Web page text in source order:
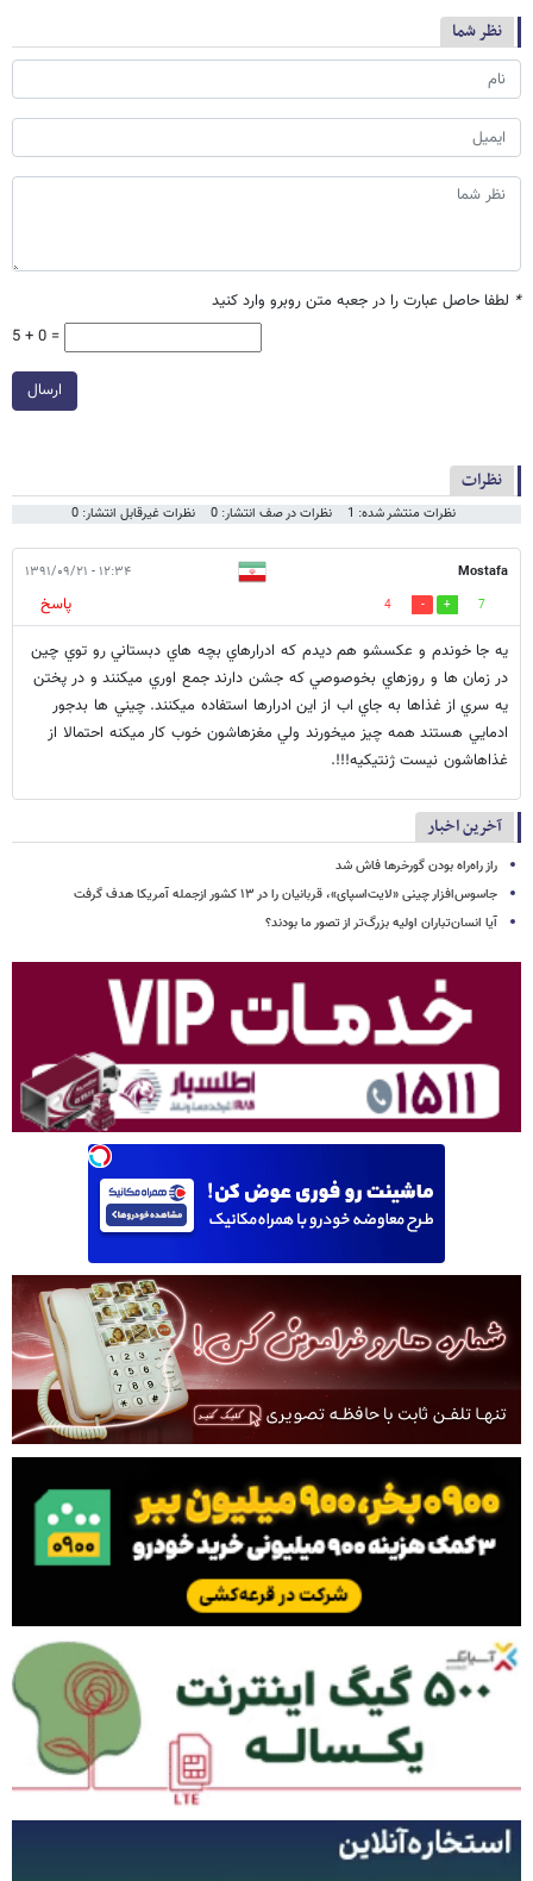
نظر شما
* لطفا حاصل عبارت را در جعبه متن روبرو وارد کنید
5 + 0 =
ارسال
نظرات
نظرات منتشر شده: 1 نظرات در صف انتشار: 0 نظرات غیرقابل انتشار: 0
Mostafa ۱۲:۳۴ - ۱۳۹۱/۰۹/۲۱
7
4
پاسخ
يه جا خوندم و عكسشو هم ديدم كه ادرارهاي بچه هاي دبستاني رو توي چين
در زمان ها و روزهاي بخوصوصي كه جشن دارند جمع اوري ميكنند و در پختن
يه سري از غذاها به جاي اب از اين ادرارها استفاده ميكنند. چيني ها بدجور
ادمايي هستند همه چيز ميخورند ولي مغزهاشون خوب كار ميكنه احتمالا از
غذاهاشون نيست ژنتيكيه!!!.
آخرین اخبار
راز راه‌راه بودن گورخرها فاش شد
جاسوس‌افزار چینی «لایت‌اسپای»، قربانیان را در ۱۳ کشور ازجمله آمریکا هدف گرفت
آیا انسان‌تباران اولیه بزرگ‌تر از تصور ما بودند؟